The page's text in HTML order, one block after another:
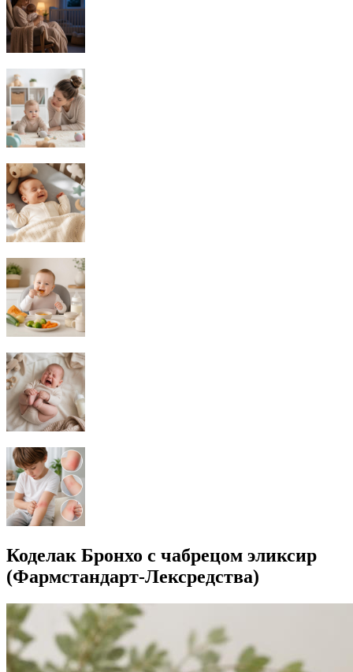
Коделак Бронхо с чабрецом эликсир
(Фармстандарт-Лексредства)